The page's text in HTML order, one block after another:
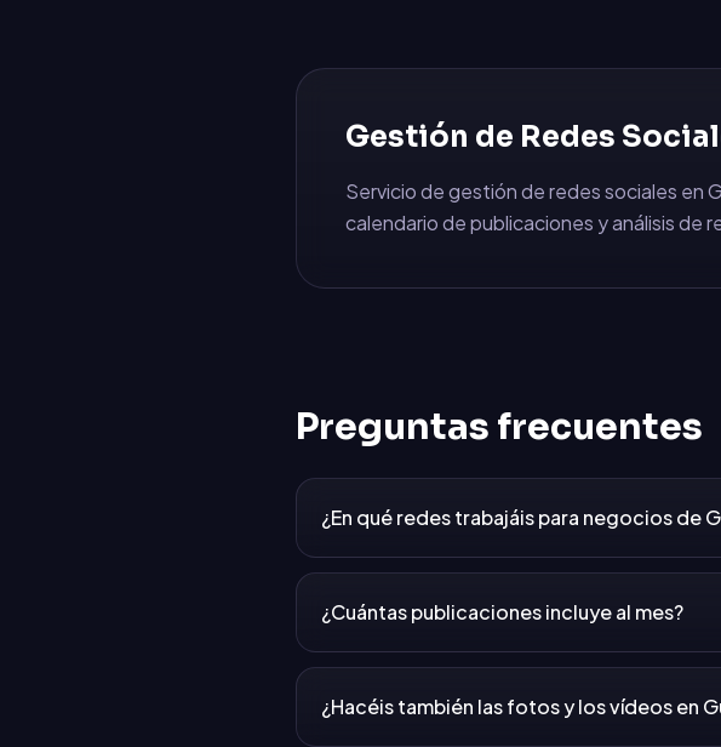
Gestión de Redes
Servicio de gestión de redes sociales en
calendario de publicaciones y análisis de
Preguntas frecuentes
¿En qué redes trabajáis para negocios de
¿Cuántas publicaciones incluye al mes?
¿Hacéis también las fotos y los vídeos en